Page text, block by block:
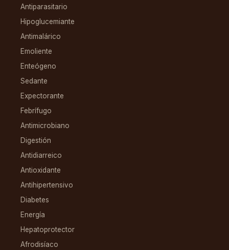
Antiparasitario
Hipoglucemiante
Antimalárico
Emoliente
Enteógeno
Sedante
Expectorante
Febrífugo
Antimicrobiano
Digestión
Antidiarreico
Antioxidante
Antihipertensivo
Diabetes
Energía
Hepatoprotector
Afrodisíaco